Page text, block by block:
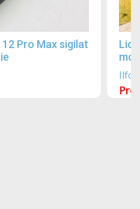
Pro Max sigilat
Ilfov